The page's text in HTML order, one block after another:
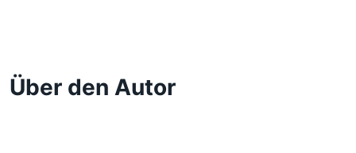
Über den Autor